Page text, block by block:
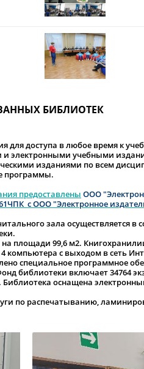
БИБЛИОТЕК
для доступа в любое время к
электронными учебными
изданиями по всем
программы.
предоставлены ООО
с ООО "Электронное
зала осуществляется в
на площади 99,6 м2.
компьютера с выходом в сеть
специальное программное
библиотеки включает 34764
Библиотека оснащена
по распечатыванию,